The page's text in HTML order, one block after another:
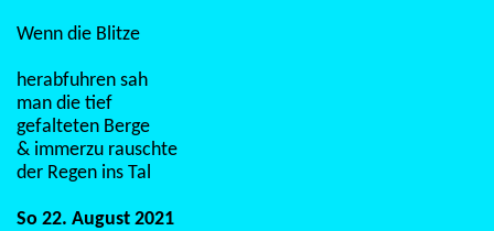
Wenn die Blitze
herabfuhren sah
man die tief
gefalteten Berge
& immerzu rauschte
der Regen ins Tal
So 22. August 2021